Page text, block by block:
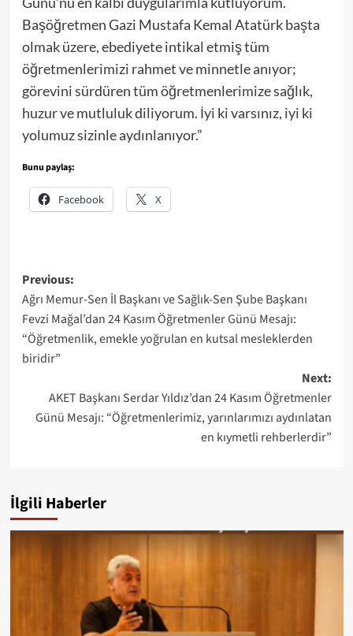
Başöğretmen Gazi Mustafa Kemal Atatürk başta
olmak üzere, ebediyete intikal etmiş tüm
öğretmenlerimizi rahmet ve minnetle anıyor;
görevini sürdüren tüm öğretmenlerimize sağlık,
huzur ve mutluluk diliyorum. İyi ki varsınız, iyi ki
yolumuz sizinle aydınlanıyor.”
Bunu paylaş:
Facebook X
Post
navigation
Previous:
Ağrı Memur-Sen İl Başkanı ve Sağlık-Sen Şube Başkanı
Fevzi Mağal’dan 24 Kasım Öğretmenler Günü Mesajı:
“Öğretmenlik, emekle yoğrulan en kutsal mesleklerden
biridir”
Next:
AKET Başkanı Serdar Yıldız’dan 24 Kasım Öğretmenler
Günü Mesajı: “Öğretmenlerimiz, yarınlarımızı aydınlatan
en kıymetli rehberlerdir”
İlgili Haberler